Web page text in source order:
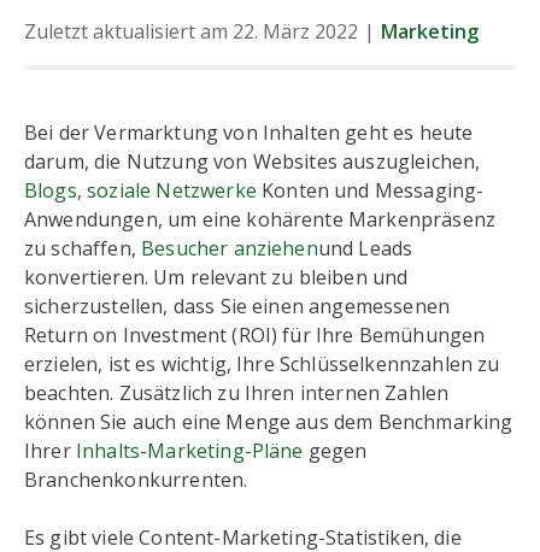
Zuletzt aktualisiert am 22. März 2022 | Marketing
Bei der Vermarktung von Inhalten geht es heute
darum, die Nutzung von Websites auszugleichen,
Blogs,soziale Netzwerke Konten und Messaging-
Anwendungen, um eine kohärente Markenpräsenz
zu schaffen, Besucher anziehenund Leads
konvertieren. Um relevant zu bleiben und
sicherzustellen, dass Sie einen angemessenen
Return on Investment (ROI) für Ihre Bemühungen
erzielen, ist es wichtig, Ihre Schlüsselkennzahlen zu
beachten. Zusätzlich zu Ihren internen Zahlen
können Sie auch eine Menge aus dem Benchmarking
Ihrer Inhalts-Marketing-Pläne gegen
Branchenkonkurrenten.
Es gibt viele Content-Marketing-Statistiken, die